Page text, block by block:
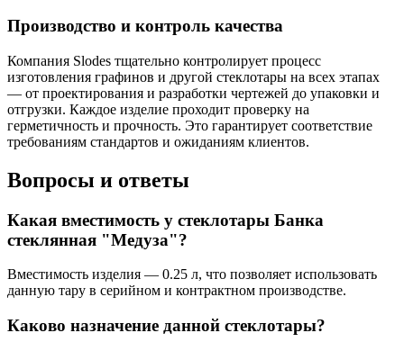
Производство и контроль качества
Компания Slodes тщательно контролирует процесс
изготовления графинов и другой стеклотары на всех этапах
— от проектирования и разработки чертежей до упаковки и
отгрузки. Каждое изделие проходит проверку на
герметичность и прочность. Это гарантирует соответствие
требованиям стандартов и ожиданиям клиентов.
Вопросы и ответы
Какая вместимость у стеклотары Банка
cтеклянная "Медуза"?
Вместимость изделия — 0.25 л, что позволяет использовать
данную тару в серийном и контрактном производстве.
Каково назначение данной стеклотары?